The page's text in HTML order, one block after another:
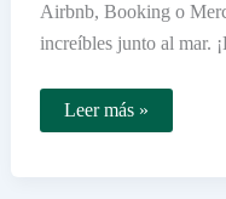
Airbnb, Booking o
increíbles junto al mar.
Dónde
encontrar
Leer más »